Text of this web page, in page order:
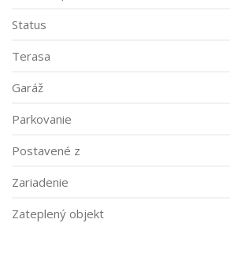
Status
Terasa
Garáž
Parkovanie
Postavené z
Zariadenie
Zateplený objekt